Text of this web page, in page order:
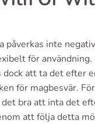
påverkas inte
för användning.
dock att ta det efter
för magbesvär.
det bra att inta det
att följa detta